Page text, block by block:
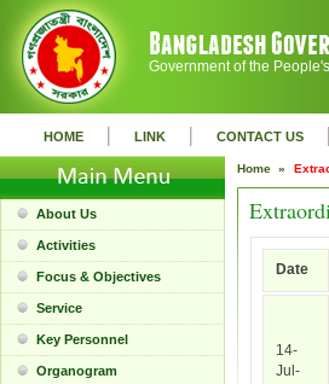
Government of the
HOME | LINK | CONTACT US |
About Us
Activities
Focus & Objectives
Service
Key Personnel
Organogram
Home »
Date
14-
Jul-